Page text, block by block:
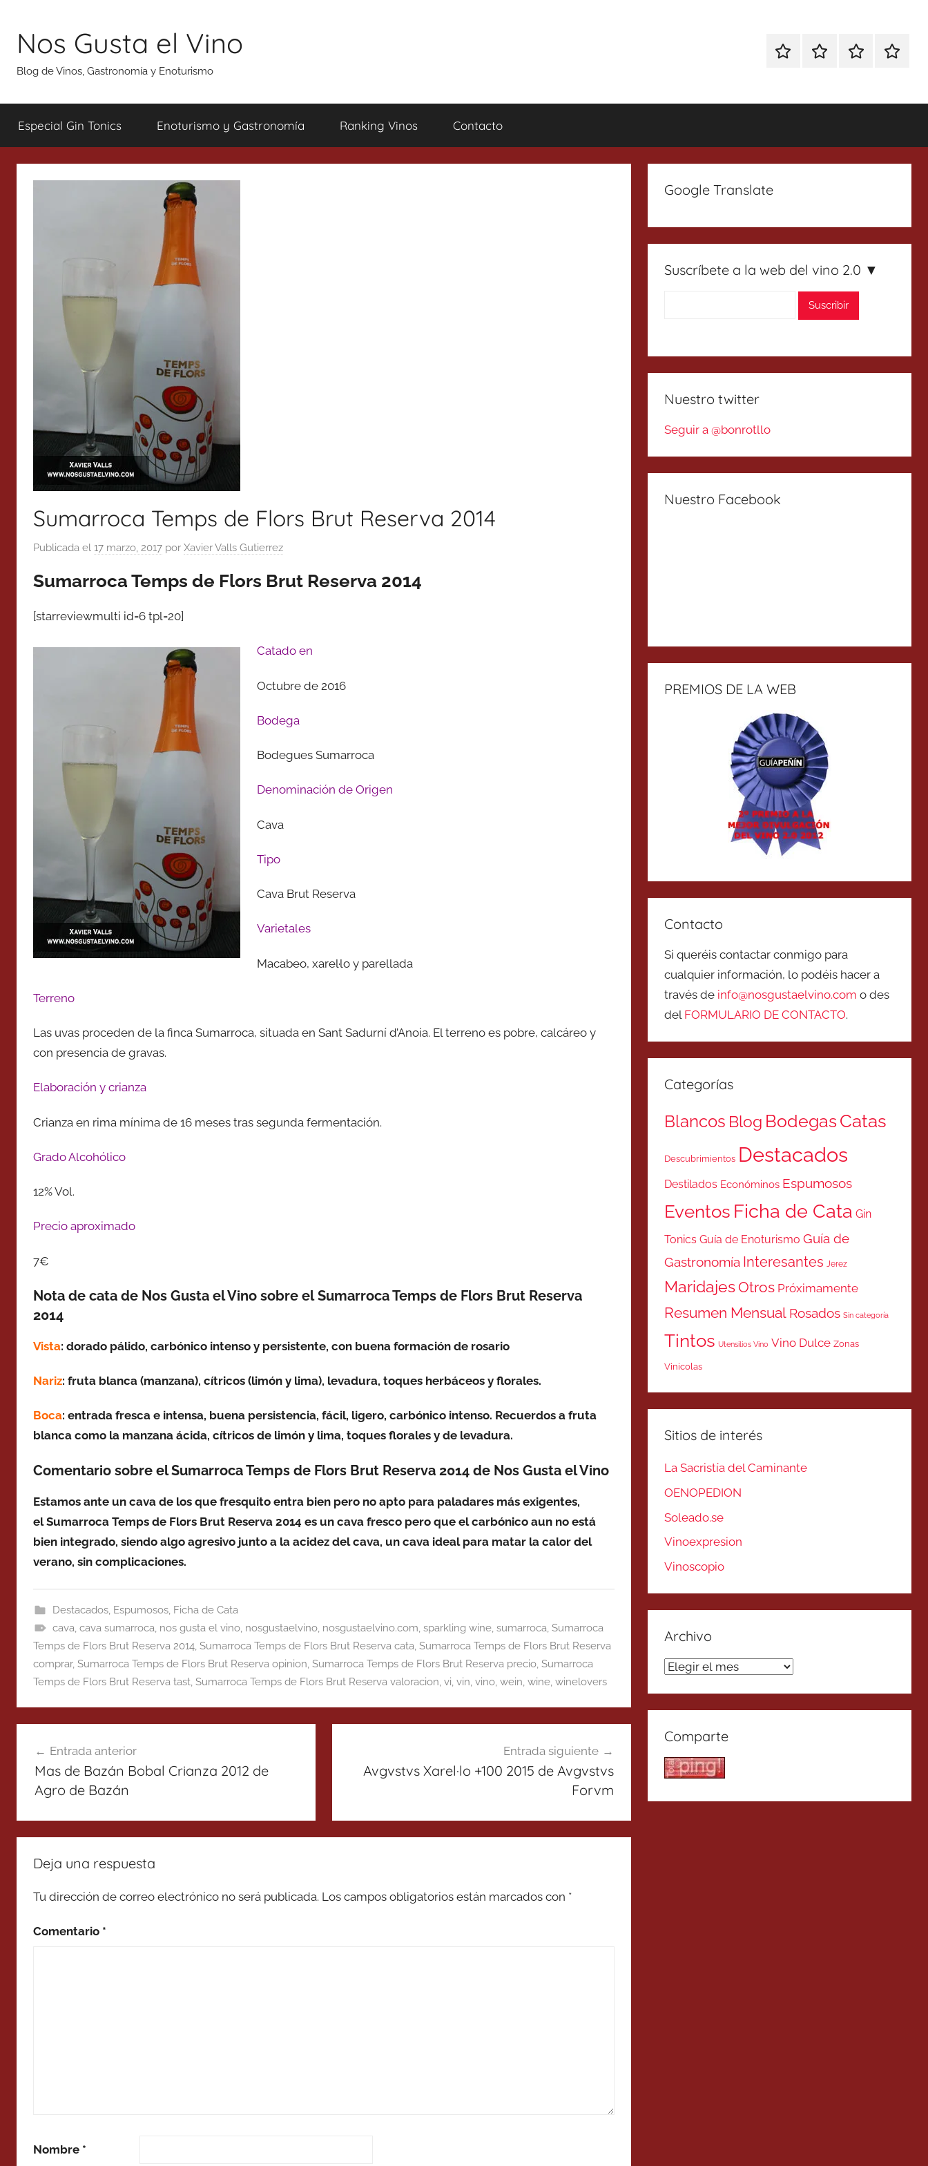
contenido
Nos Gusta el Vino
Blog de Vinos, Gastronomía y Enoturismo
EspecialEnoturismoRanking
Especial Gin Tonics Enoturismo y Gastronomía Ranking Vinos Contacto
Sumarroca Temps de Flors Brut Reserva 2014
Publicada el 17 marzo, 2017 por Xavier Valls Gutierrez
Sumarroca Temps de Flors Brut Reserva 2014
[starreviewmulti id=6 tpl=20]
Catado en
Octubre de 2016
Bodega
Bodegues Sumarroca
Denominación de Origen
Cava
Tipo
Cava Brut Reserva
Varietales
Macabeo, xarel·lo y parellada
Terreno
Las uvas proceden de la finca Sumarroca, situada en Sant Sadurní d’Anoia. El terreno es pobre, calcáreo y
con presencia de gravas.
Elaboración y crianza
Crianza en rima mínima de 16 meses tras segunda fermentación.
Grado Alcohólico
12% Vol.
Precio aproximado
7€
Nota de cata de Nos Gusta el Vino sobre el Sumarroca Temps de Flors Brut Reserva
2014
Vista: dorado pálido, carbónico intenso y persistente, con buena formación de rosario
Nariz: fruta blanca (manzana), cítricos (limón y lima), levadura, toques herbáceos y florales.
Boca: entrada fresca e intensa, buena persistencia, fácil, ligero, carbónico intenso. Recuerdos a fruta
blanca como la manzana ácida, cítricos de limón y lima, toques florales y de levadura.
Comentario sobre el Sumarroca Temps de Flors Brut Reserva 2014 de Nos Gusta el Vino
Estamos ante un cava de los que fresquito entra bien pero no apto para paladares más exigentes,
el Sumarroca Temps de Flors Brut Reserva 2014 es un cava fresco pero que el carbónico aun no está
bien integrado, siendo algo agresivo junto a la acidez del cava, un cava ideal para matar la calor del
verano, sin complicaciones.
Destacados, Espumosos, Ficha de Cata
cava cava sumarroca nos gusta el vino, nosgustaelvino, nosgustaelvino.com sparkling wine, sumarroca Sumarroca
Temps de Flors Brut Reserva 2014 Sumarroca Temps de Flors Brut Reserva cata Sumarroca Temps de Flors Brut Reserva
comprar, Sumarroca Temps de Flors Brut Reserva opinion Sumarroca Temps de Flors Brut Reserva precio Sumarroca
Temps de Flors Brut Reserva tast Sumarroca Temps de Flors Brut Reserva valoracion vi vin vino wein wine winelovers
de
entradas
Entrada anterior
Mas de Bazán Bobal Crianza 2012 de
Agro de Bazán
Entrada siguiente
Avgvstvs Xarel·lo +100 2015 de Avgvstvs
Forvm
Deja una respuesta
Tu dirección de correo electrónico no será publicada. Los campos obligatorios están marcados con *
Comentario *
Nombre *
Google Translate
Suscríbete a la web del vino 2.0 ▼
Nuestro twitter
Seguir a @bonrotllo
Nuestro Facebook
PREMIOS DE LA WEB
Contacto
Si queréis contactar conmigo para
cualquier información, lo podéis hacer a
través de info@nosgustaelvino.com o des
del FORMULARIO DE CONTACTO.
Categorías
Blancos Blog BodegasCatas
Descubrimientos Destacados
Destilados Económinos Espumosos
Eventos Ficha de Cata Gin
Tonics Guía de Enoturismo Guía de
Gastronomía Interesantes Jerez
MaridajesOtros Próximamente
Resumen Mensual Rosados Sin categoría
Tintos Utensilios Vino Vino Dulce Zonas
Vinicolas
Sitios de interés
La Sacristía del Caminante
OENOPEDION
Soleado.se
Vinoexpresion
Vinoscopio
Archivo
Archivo
Comparte